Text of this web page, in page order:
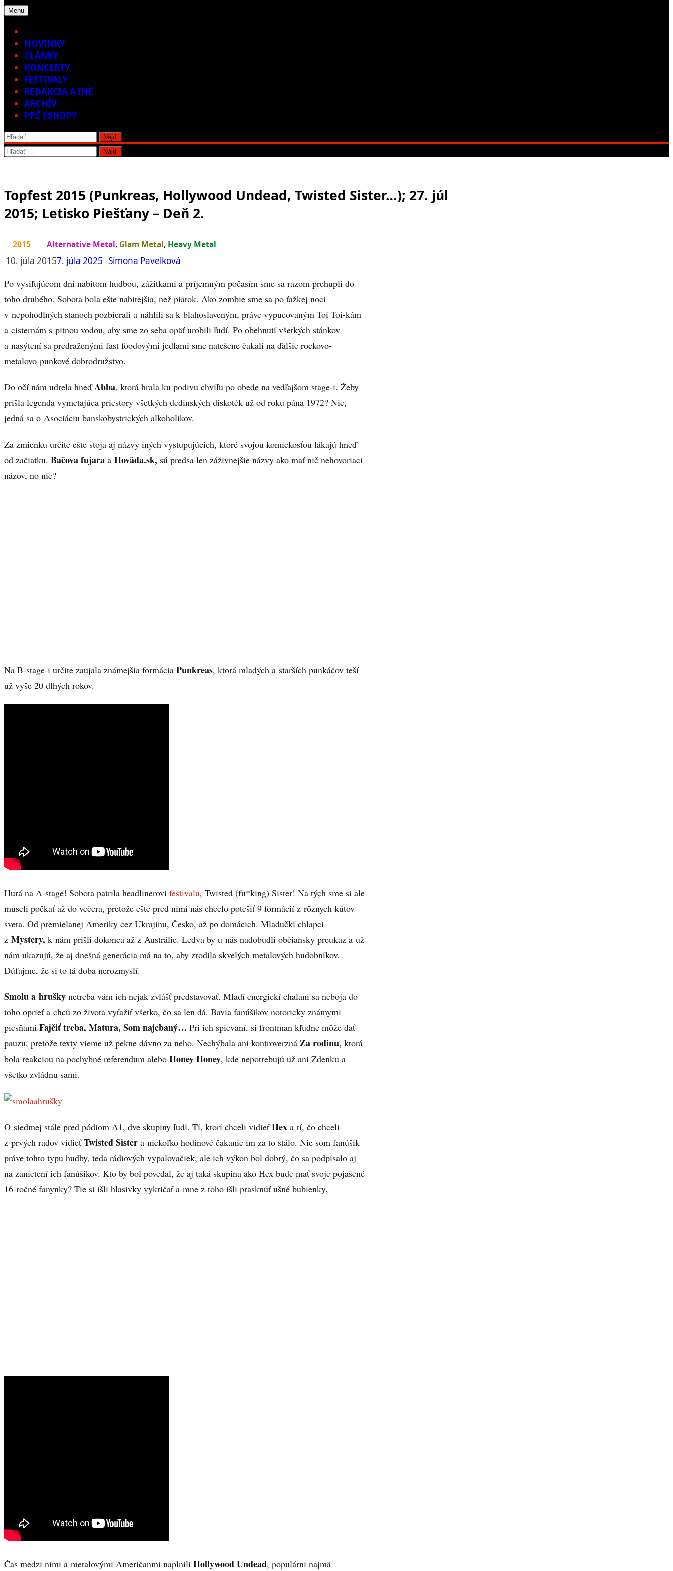
Menu
NOVINKY
ČLÁNKY
KONCERTY
FESTIVALY
REDAKCIA A INÉ
ARCHÍV
PPČ ESHOPY
Hľadať:
Hľadať:
Topfest 2015 (Punkreas, Hollywood Undead, Twisted Sister…); 27. júl
2015; Letisko Piešťany – Deň 2.
2015 Alternative Metal, Glam Metal, Heavy Metal
10. júla 20157. júla 2025 Simona Pavelková
Po vysiľujúcom dni nabitom hudbou, zážitkami a príjemným počasím sme sa razom prehupli do
toho druhého. Sobota bola ešte nabitejšia, než piatok. Ako zombie sme sa po ťažkej noci
v nepohodlných stanoch pozbierali a náhlili sa k blahoslaveným, práve vypucovaným Toi Toi-kám
a cisternám s pitnou vodou, aby sme zo seba opäť urobili ľudí. Po obehnutí všetkých stánkov
a nasýtení sa predraženými fast foodovými jedlami sme natešene čakali na ďalšie rockovo-
metalovo-punkové dobrodružstvo.
Do očí nám udrela hneďAbba, ktorá hrala ku podivu chvíľu po obede na vedľajšom stage-i. Žeby
prišla legenda vymetajúca priestory všetkých dedinských diskoték už od roku pána 1972? Nie,
jedná sa o Asociáciu banskobystrických alkoholikov.
Za zmienku určite ešte stoja aj názvy iných vystupujúcich, ktoré svojou komickosťou lákajú hneď
od začiatku. Bačova fujara a Hoväda.sk, sú predsa len záživnejšie názvy ako mať nič nehovoriaci
názov, no nie?
Na B-stage-i určite zaujala známejšia formácia Punkreas, ktorá mladých a starších punkáčov teší
už vyše 20 dlhých rokov.
Hurá na A-stage! Sobota patrila headlinerovi festivalu, Twisted (fu*king) Sister! Na tých sme si ale
museli počkať až do večera, pretože ešte pred nimi nás chcelo potešiť 9 formácií z rôznych kútov
sveta. Od premielanej Ameriky cez Ukrajinu, Česko, až po domácich. Mladučkí chlapci
z Mystery, k nám prišli dokonca až z Austrálie. Ledva by u nás nadobudli občiansky preukaz a už
nám ukazujú, že aj dnešná generácia má na to, aby zrodila skvelých metalových hudobníkov.
Dúfajme, že si to tá doba nerozmyslí.
Smolu a hrušky netreba vám ich nejak zvlášť predstavovať. Mladí energickí chalani sa neboja do
toho oprieť a chcú zo života vyťažiť všetko, čo sa len dá. Bavia fanúšikov notoricky známymi
piesňami Fajčiť treba, Matura, Som najebaný… Pri ich spievaní, si frontman kľudne môže dať
pauzu, pretože texty vieme už pekne dávno za neho. Nechýbala ani kontroverzná Za rodinu, ktorá
bola reakciou na pochybné referendum alebo Honey Honey, kde nepotrebujú už ani Zdenku a
všetko zvládnu sami.
O siedmej stále pred pódiom A1, dve skupiny ľudí. Tí, ktorí chceli vidieťHex a tí, čo chceli
z prvých radov vidieťTwisted Sister a niekoľko hodinové čakanie im za to stálo. Nie som fanúšik
práve tohto typu hudby, teda rádiových vypalovačiek, ale ich výkon bol dobrý, čo sa podpísalo aj
na zanietení ich fanúšikov. Kto by bol povedal, že aj taká skupina ako Hex bude mať svoje pojašené
16-ročné fanynky? Tie si išli hlasivky vykričať a mne z toho išli prasknúť ušné bubienky.
Čas medzi nimi a metalovými Američanmi naplnili Hollywood Undead, populárni najmä